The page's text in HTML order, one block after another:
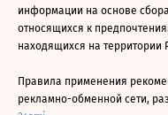
информации на основе
относящихся к
находящихся на территории
Правила применения
рекламно-обменной сети,